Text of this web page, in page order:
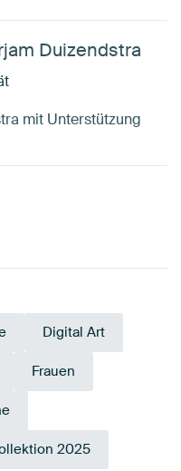
Duizendstra
mit Unterstützung
Digital Art
Frauen
2025